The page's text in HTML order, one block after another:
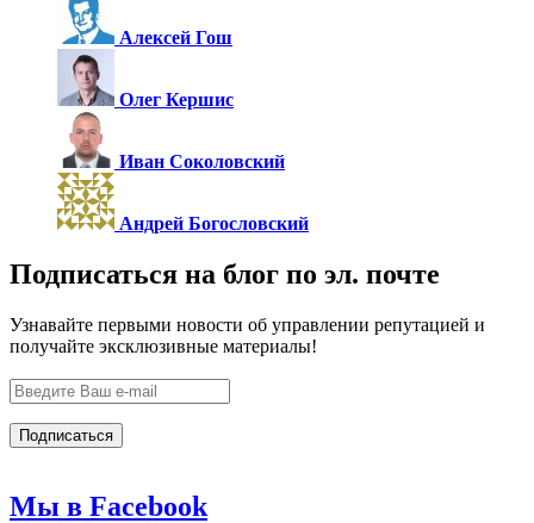
Алексей Гош
Олег Кершис
Иван Соколовский
Андрей Богословский
Подписаться на блог по эл. почте
Узнавайте первыми новости об управлении репутацией и
получайте эксклюзивные материалы!
Мы в Facebook